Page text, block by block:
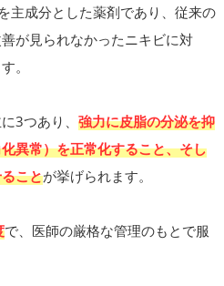
主成分とした薬剤であり、従来の
が見られなかったニキビに対
。
3つあり、 強力に皮脂の分泌を抑
異常）を正常化すること、そし
ことが挙げられます。
で、医師の厳格な管理のもとで服